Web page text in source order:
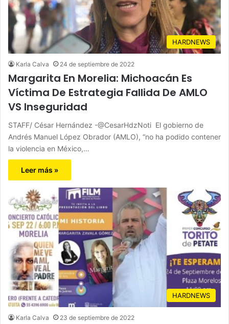
HARDNEWS
Karla Calva 24 de septiembre de 2022
Margarita En Morelia: Michoacán Es
Víctima De Estrategia Fallida De AMLO
VS Inseguridad
STAFF/ César Hernández -@CesarHdzNoti El gobierno de
Andrés Manuel López Obrador (AMLO), “no ha podido contener
la violencia en México,…
Leer más »
HARDNEWS
Karla Calva 23 de septiembre de 2022